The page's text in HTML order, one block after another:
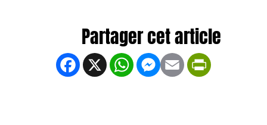
Facebook
X WhatsApp
Messenger
Email